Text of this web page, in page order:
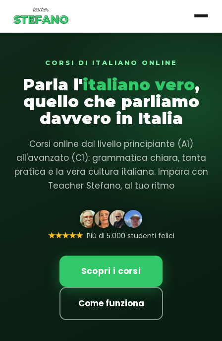
Essenziale
Base
Avanzato
Login studente
CORSI DI ITALIANO ONLINE
Parla l'italiano vero,
quello che parliamo
davvero in Italia
Corsi online dal livello principiante (A1)
all'avanzato (C1): grammatica chiara, tanta
pratica e la vera cultura italiana. Impara con
Teacher Stefano, al tuo ritmo
★★★★★ Più di 5.000 studenti felici
Scopri i corsi
Come funziona